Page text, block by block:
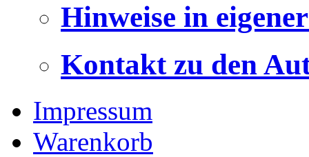
Hinweise in
Kontakt zu den
Impressum
Warenkorb